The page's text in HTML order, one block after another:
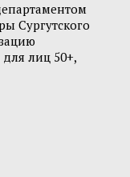
Сургутского
лиц 50+,